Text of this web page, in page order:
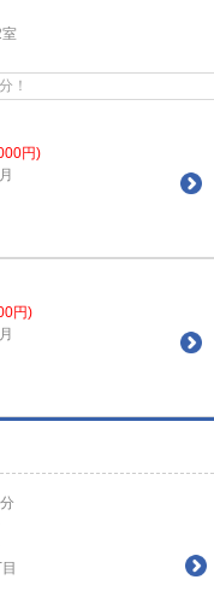
！
円)
円)